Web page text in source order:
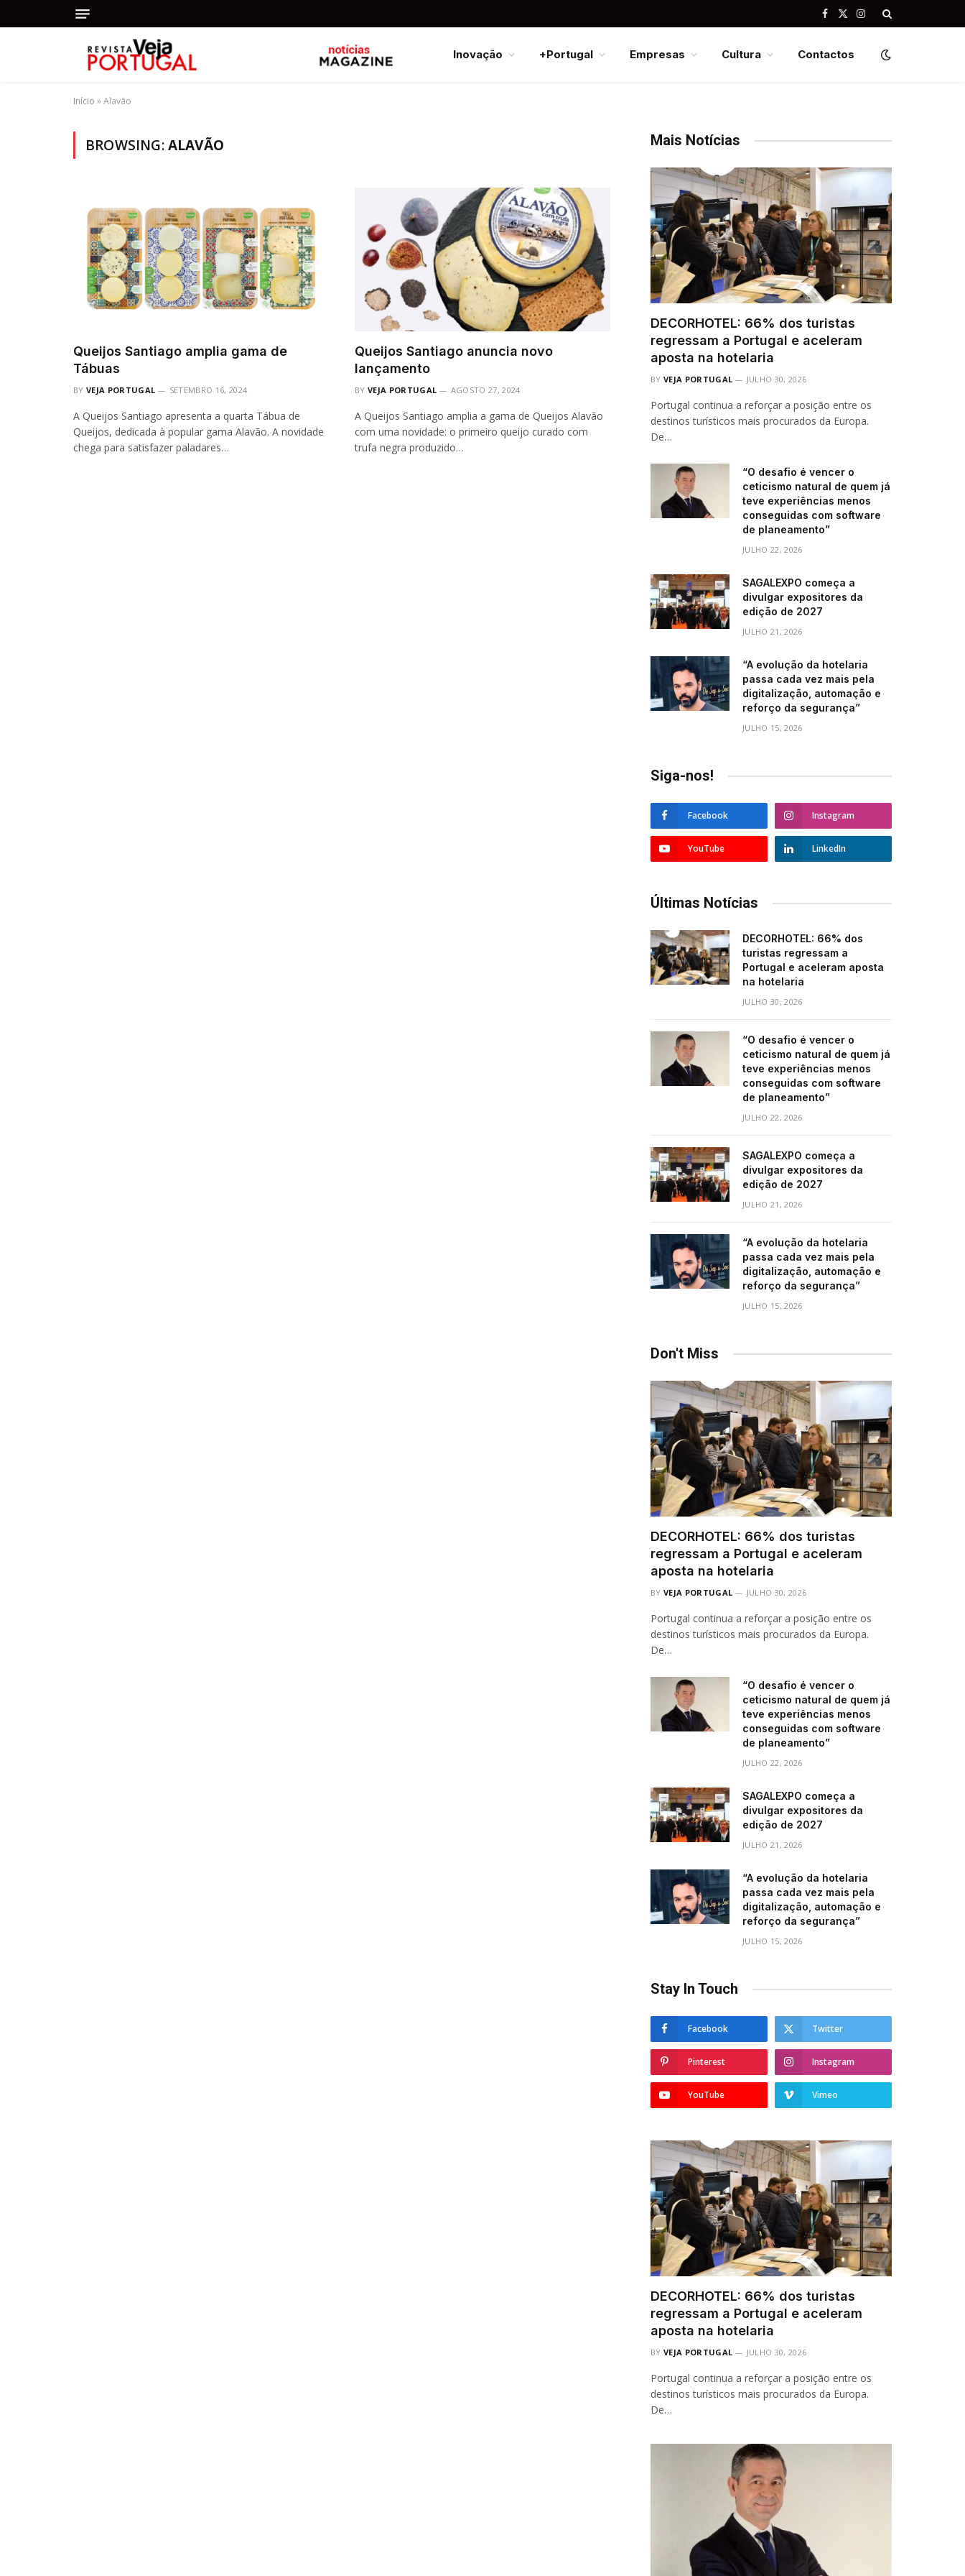
Facebook
X
Instagram
Inovação +Portugal Empresas Cultura Contactos
Início »Alavão
BROWSING:ALAVÃO
Queijos Santiago amplia gama de
Tábuas
BY VEJA PORTUGAL SETEMBRO 16, 2024
A Queijos Santiago apresenta a quarta Tábua de
Queijos, dedicada à popular gama Alavão. A novidade
chega para satisfazer paladares…
Queijos Santiago anuncia novo
lançamento
BY VEJA PORTUGAL AGOSTO 27, 2024
A Queijos Santiago amplia a gama de Queijos Alavão
com uma novidade: o primeiro queijo curado com
trufa negra produzido…
Mais Notícias
DECORHOTEL: 66% dos turistas
regressam a Portugal e aceleram
aposta na hotelaria
BY VEJA PORTUGAL JULHO 30, 2026
Portugal continua a reforçar a posição entre os
destinos turísticos mais procurados da Europa.
De…
“O desafio é vencer o
ceticismo natural de quem já
teve experiências menos
conseguidas com software
de planeamento”
JULHO 22, 2026
SAGALEXPO começa a
divulgar expositores da
edição de 2027
JULHO 21, 2026
“A evolução da hotelaria
passa cada vez mais pela
digitalização, automação e
reforço da segurança”
JULHO 15, 2026
Siga-nos!
Facebook Instagram
YouTube LinkedIn
Últimas Notícias
DECORHOTEL: 66% dos
turistas regressam a
Portugal e aceleram aposta
na hotelaria
JULHO 30, 2026
“O desafio é vencer o
ceticismo natural de quem já
teve experiências menos
conseguidas com software
de planeamento”
JULHO 22, 2026
SAGALEXPO começa a
divulgar expositores da
edição de 2027
JULHO 21, 2026
“A evolução da hotelaria
passa cada vez mais pela
digitalização, automação e
reforço da segurança”
JULHO 15, 2026
Don't Miss
DECORHOTEL: 66% dos turistas
regressam a Portugal e aceleram
aposta na hotelaria
BY VEJA PORTUGAL JULHO 30, 2026
Portugal continua a reforçar a posição entre os
destinos turísticos mais procurados da Europa.
De…
“O desafio é vencer o
ceticismo natural de quem já
teve experiências menos
conseguidas com software
de planeamento”
JULHO 22, 2026
SAGALEXPO começa a
divulgar expositores da
edição de 2027
JULHO 21, 2026
“A evolução da hotelaria
passa cada vez mais pela
digitalização, automação e
reforço da segurança”
JULHO 15, 2026
Stay In Touch
Facebook Twitter
Pinterest Instagram
YouTube Vimeo
DECORHOTEL: 66% dos turistas
regressam a Portugal e aceleram
aposta na hotelaria
BY VEJA PORTUGAL JULHO 30, 2026
Portugal continua a reforçar a posição entre os
destinos turísticos mais procurados da Europa.
De…